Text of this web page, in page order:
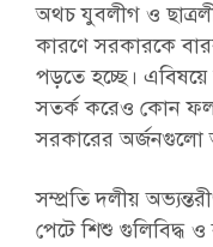
অথচ যুবলীগ ও
কারণে সরকারকে
পড়তে হচ্ছে।
সতর্ক করেও কোন
সরকারের অর্জনগুলো
সম্প্রতি দলীয়
পেটে শিশু গুলিবিদ্ধ